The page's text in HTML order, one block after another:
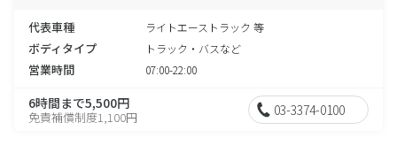
代表車種 ライトエーストラック 等
ボディタイプ トラック・バスなど
営業時間 07:00-22:00
6時間まで5,500円
免責補償制度1,100円 03-3374-0100